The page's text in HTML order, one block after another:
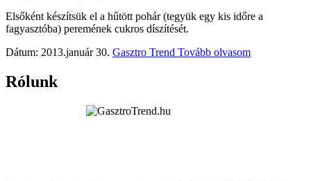
Elsőként készítsük el a hűtött pohár (tegyük egy kis időre a
fagyasztóba) peremének cukros díszítését.
Dátum: 2013.január 30. Gasztro Trend Tovább olvasom
Rólunk